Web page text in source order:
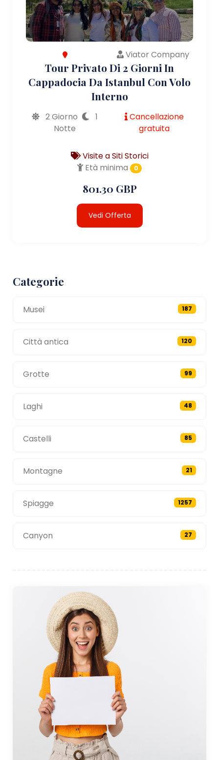
Viator Company
Tour Privato Di 2 Giorni In
Cappadocia Da Istanbul Con Volo
Interno
2 Giorno
1
Notte
Cancellazione
gratuita
Visite a Siti Storici
Età minima
0
801.30 GBP
Vedi Offerta
Categorie
Musei 187
Città antica 120
Grotte 99
Laghi 48
Castelli 85
Montagne 21
Spiagge 1257
Canyon 27